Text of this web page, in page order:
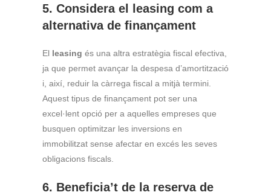
5. Considera el leasing com a
alternativa de finançament
El leasing és una altra estratègia fiscal efectiva,
ja que permet avançar la despesa d’amortització
i, així, reduir la càrrega fiscal a mitjà termini.
Aquest tipus de finançament pot ser una
excel·lent opció per a aquelles empreses que
busquen optimitzar les inversions en
immobilitzat sense afectar en excés les seves
obligacions fiscals.
6. Beneficia’t de la reserva de